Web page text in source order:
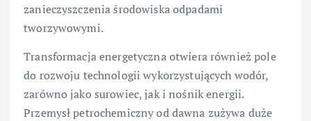
zanieczyszczenia środowiska odpadami
tworzywowymi.
Transformacja energetyczna otwiera również pole
do rozwoju technologii wykorzystujących wodór,
zarówno jako surowiec, jak i nośnik energii.
Przemysł petrochemiczny od dawna zużywa duże